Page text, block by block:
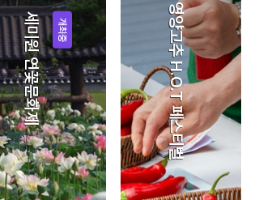
개최중
세미원 연꽃문화제 영양고추 H.O.T 페스티벌